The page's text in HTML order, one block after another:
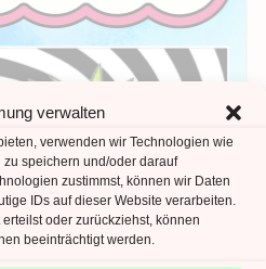
verwalten
verwenden wir Technologien wie
speichern und/oder darauf
zustimmst, können wir Daten
IDs auf dieser Website verarbeiten.
oder zurückziehst, können
beeinträchtigt werden.